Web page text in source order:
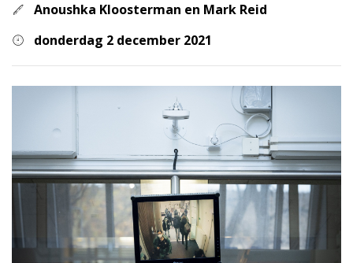
Anoushka Kloosterman en Mark Reid
donderdag 2 december 2021